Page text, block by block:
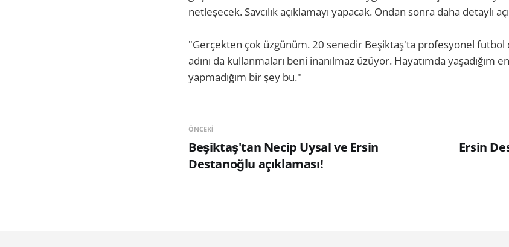
netleşecek. Savcılık açıklamayı yapacak. Ondan sonra daha detaylı
"Gerçekten çok üzgünüm. 20 senedir Beşiktaş'ta profesyonel
adını da kullanmaları beni inanılmaz üzüyor. Hayatımda yaşadığım
yapmadığım bir şey bu."
ÖNCEKI
Beşiktaş'tan Necip Uysal ve Ersin
Destanoğlu açıklaması!
Ersin